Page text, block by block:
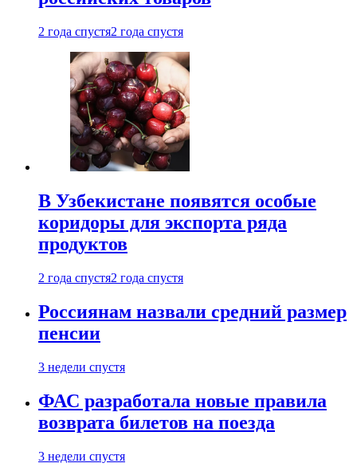
2 года спустя2 года спустя
В Узбекистане появятся особые
коридоры для экспорта ряда
продуктов
2 года спустя2 года спустя
Россиянам назвали средний размер
пенсии
3 недели спустя
ФАС разработала новые правила
возврата билетов на поезда
3 недели спустя